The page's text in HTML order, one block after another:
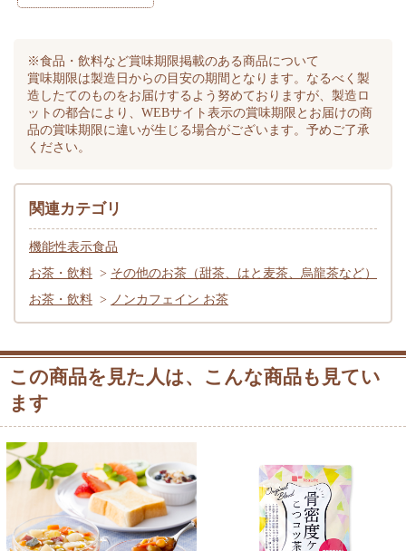
※食品・飲料など賞味期限掲載のある商品について
賞味期限は製造日からの目安の期間となります。なるべく製
造したてのものをお届けするよう努めておりますが、製造ロ
ットの都合により、WEBサイト表示の賞味期限とお届けの商
品の賞味期限に違いが生じる場合がございます。予めご了承
ください。
関連カテゴリ
機能性表示食品
お茶・飲料 > その他のお茶（甜茶、はと麦茶、烏龍茶など）
お茶・飲料 > ノンカフェイン お茶
この商品を見た人は、こんな商品も見てい
ます